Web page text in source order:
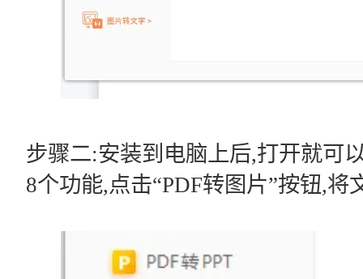
步骤二:安装到电脑上后,打开就可
8个功能,点击“PDF转图片”按钮,